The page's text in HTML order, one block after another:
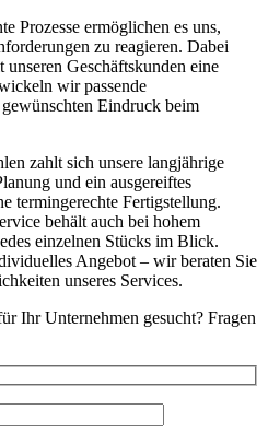
Prozesse ermöglichen es uns,
zu reagieren. Dabei
Geschäftskunden eine
wir passende
Eindruck beim
zahlt sich unsere langjährige
und ein ausgereiftes
termingerechte Fertigstellung.
behält auch bei hohem
einzelnen Stücks im Blick.
Angebot – wir beraten Sie
unseres Services.
Ihr Unternehmen gesucht? Fragen